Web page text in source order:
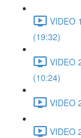
VIDEO
(19:32)
VIDEO
(10:24)
VIDEO
VIDEO